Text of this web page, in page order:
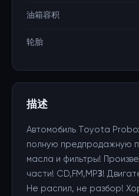
油箱容积
轮胎
描述
Автомобиль Toyota
полную предпродажную
масла и фильтры!
части! CD,FM,MP3!
Не распил, не разбор!